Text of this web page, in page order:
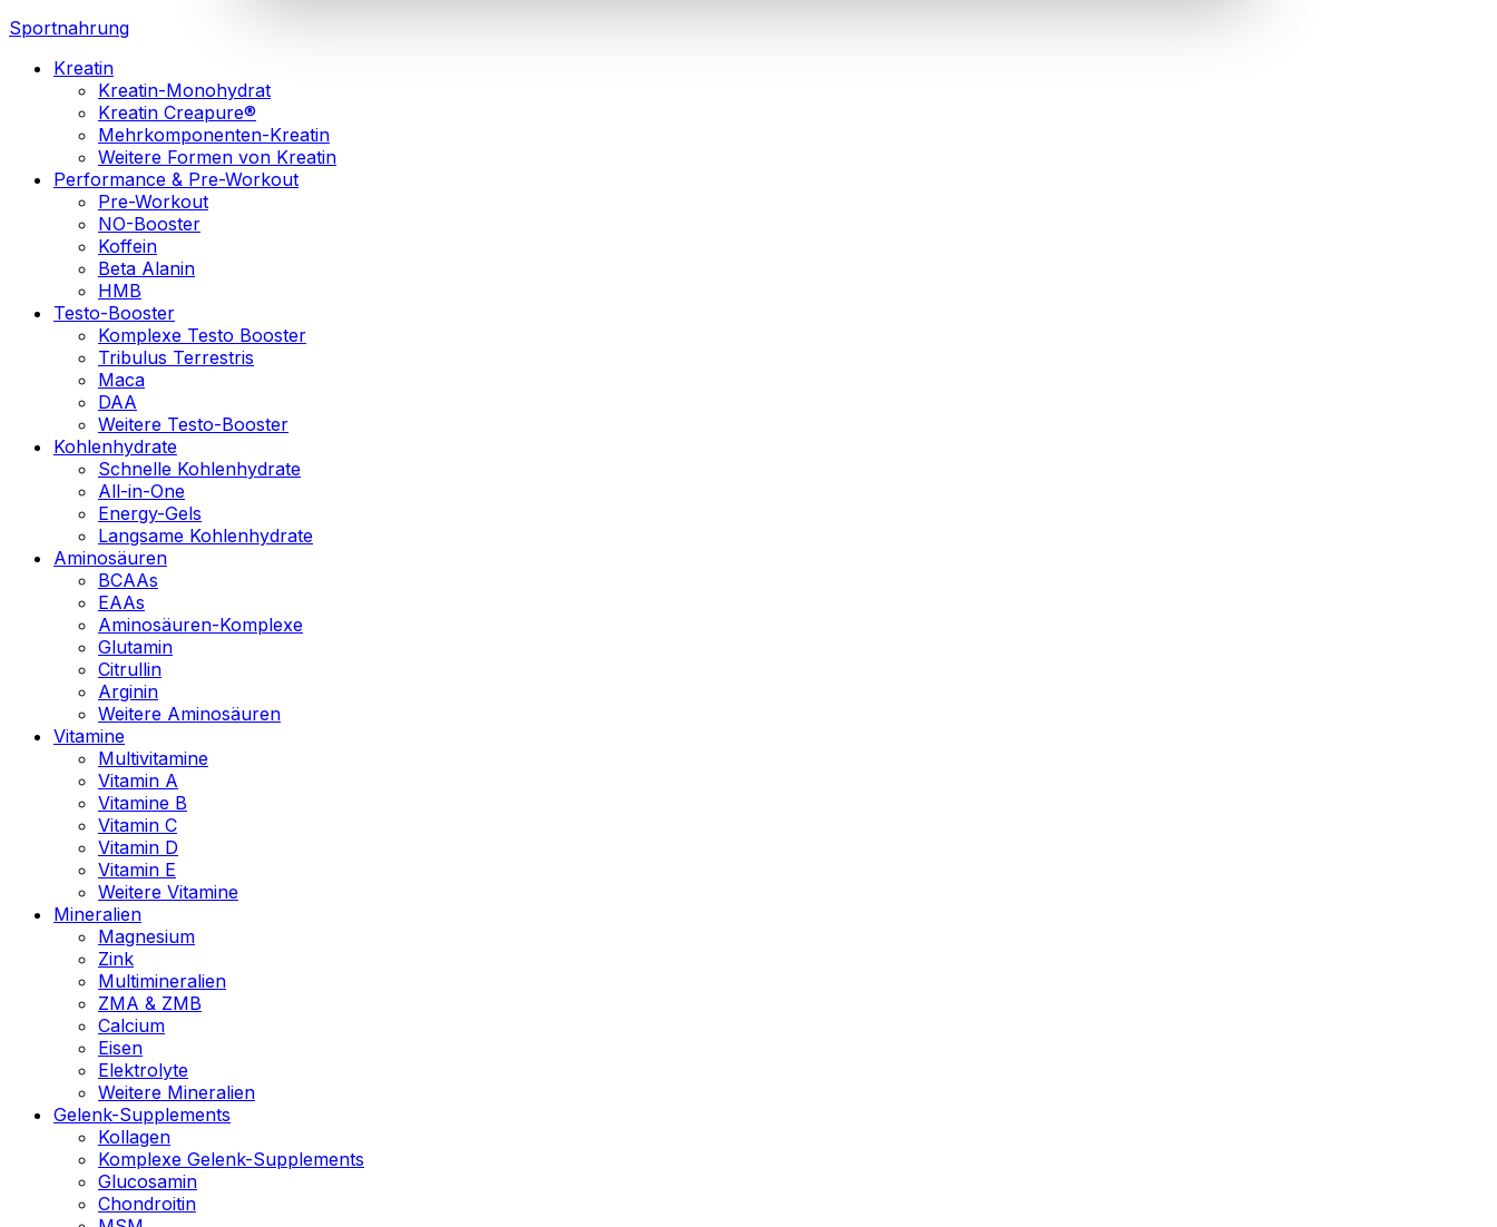
Sportnahrung
Kreatin
Kreatin-Monohydrat
Kreatin Creapure®
Mehrkomponenten-Kreatin
Weitere Formen von Kreatin
Performance & Pre-Workout
Pre-Workout
NO-Booster
Koffein
Beta Alanin
HMB
Testo-Booster
Komplexe Testo Booster
Tribulus Terrestris
Maca
DAA
Weitere Testo-Booster
Kohlenhydrate
Schnelle Kohlenhydrate
All-in-One
Energy-Gels
Langsame Kohlenhydrate
Aminosäuren
BCAAs
EAAs
Aminosäuren-Komplexe
Glutamin
Citrullin
Arginin
Weitere Aminosäuren
Vitamine
Multivitamine
Vitamin A
Vitamine B
Vitamin C
Vitamin D
Vitamin E
Weitere Vitamine
Mineralien
Magnesium
Zink
Multimineralien
ZMA & ZMB
Calcium
Eisen
Elektrolyte
Weitere Mineralien
Gelenk-Supplements
Kollagen
Komplexe Gelenk-Supplements
Glucosamin
Chondroitin